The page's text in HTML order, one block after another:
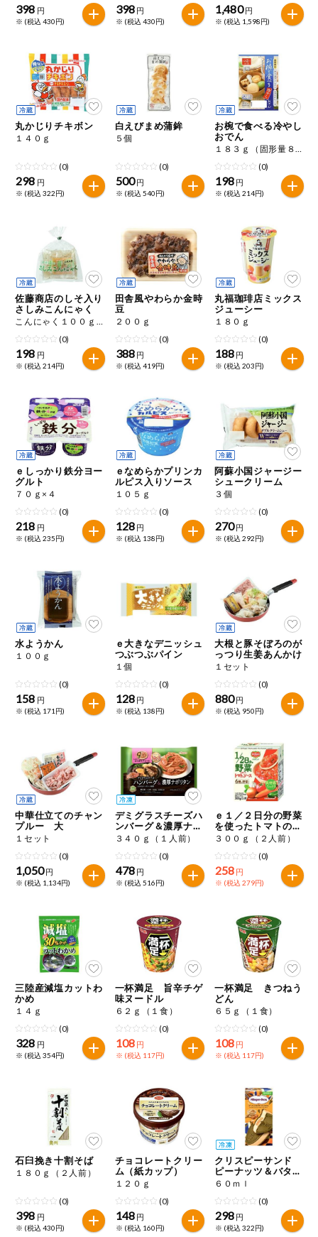
自動注文システム登録
自動注文システム登録を確認する
自動注文システム登録を修正する
くらしの定番品（毎週企画）
専門ショップサイト
パルコープ・よどがわ生協のサービス
パルコープ・よどがわ生協の情報サイト
ご利用ガイド
アプリのダウンロード
PC版サイトを表示
テキスト注文サイトを表示
お問い合わせ
飲料
酒・ノンアル
コール
切り花・仏花
ティッシュ・
トイレットペ
衛生・生理用
品
洗濯・バス・
トイレ用品
住居・生活用
品
コスメ＆ボデ
ィケア
衣料品
趣味・娯楽
ペット
先着限定企画
スマート・ワ
ン注文
今週のお買い
得
コープ商品
今週の新登場
複数注文でお
トク
ポイントがも
らえる！
お弁当用商品
ミールキット
組合員さんの
リクエスト
いいもんみっ
け
オーガニック
ベビー・キッ
ズ関連
サプリメン
ト・栄養補助
アレルゲン対
エシカル
カシューナッツ
キウイフルーツ 牛肉
さけ さば ゼラチン 大豆
鶏肉 バナナ
マカダミアナッツ やまいも
アレルゲン情報は、商品企画時の情報のため、ご使用前には
必ず商品パッケージの表示をご確認ください。
特定原材料に準ずるものは、お取引先から情報提供のあった
範囲でのお知らせです。
398 円
※ (税込 430円)
398 円
※ (税込 430円)
1,480 円
※ (税込 1,598円)
丸かじりチキボン
１４０ｇ
(0)
298 円
※ (税込 322円)
白えびまめ蒲鉾
５個
(0)
500 円
※ (税込 540円)
お椀で食べる冷やし
おでん
１８３ｇ（固形量８２ｇ）
(0)
198 円
※ (税込 214円)
佐藤商店のしそ入り
さしみこんにゃく
こんにゃく１００ｇ、酢みそ２０ｇ
(0)
198 円
※ (税込 214円)
田舎風やわらか金時
豆
２００ｇ
(0)
388 円
※ (税込 419円)
丸福珈琲店ミックス
ジューシー
１８０ｇ
(0)
188 円
※ (税込 203円)
ｅしっかり鉄分ヨー
グルト
７０ｇ×４
(0)
218 円
※ (税込 235円)
ｅなめらかプリンカ
ルピス入りソース
１０５ｇ
(0)
128 円
※ (税込 138円)
阿蘇小国ジャージー
シュークリーム
３個
(0)
270円
※ (税込 292円)
水ようかん
１００ｇ
(0)
158 円
※ (税込 171円)
ｅ大きなデニッシュ
つぶつぶパイン
１個
(0)
128 円
※ (税込 138円)
大根と豚そぼろのが
っつり生姜あんかけ
１セット
(0)
880円
※ (税込 950円)
中華仕立てのチャン
プルー 大
１セット
(0)
1,050 円
※ (税込 1,134円)
デミグラスチーズハ
ンバーグ＆濃厚ナポ
リタン
３４０ｇ（１人前）
(0)
478 円
※ (税込 516円)
ｅ１／２日分の野菜
を使ったトマトのソ
ース
３００ｇ（２人前）
(0)
258 円
※ (税込 279円)
三陸産減塩カットわ
かめ
１４ｇ
(0)
328 円
※ (税込 354円)
一杯満足 旨辛チゲ
味ヌードル
６２ｇ（１食）
(0)
108 円
※ (税込 117円)
一杯満足 きつねう
どん
６５ｇ（１食）
(0)
108 円
※ (税込 117円)
石臼挽き十割そば
１８０ｇ（２人前）
(0)
398 円
※ (税込 430円)
チョコレートクリー
ム（紙カップ）
１２０ｇ
(0)
148 円
※ (税込 160円)
クリスピーサンド
ピーナッツ＆バター
キャラメル
６０ｍｌ
(0)
298 円
※ (税込 322円)